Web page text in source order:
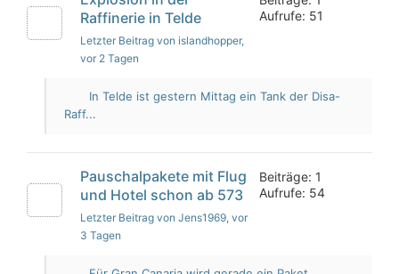
Raffinerie in Telde
Letzter Beitrag von islandhopper,
vor 2 Tagen
Aufrufe: 51
In Telde ist gestern Mittag ein Tank der Disa-
Raff...
Pauschalpakete mit Flug
und Hotel schon ab 573
Letzter Beitrag von Jens1969, vor
3 Tagen
Beiträge: 1
Aufrufe: 54